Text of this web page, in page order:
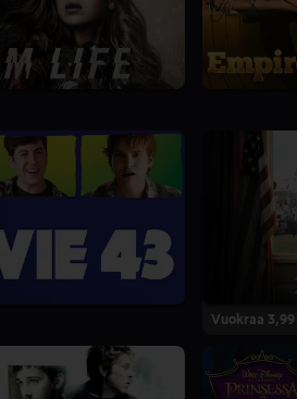
Vuokraa 3,99